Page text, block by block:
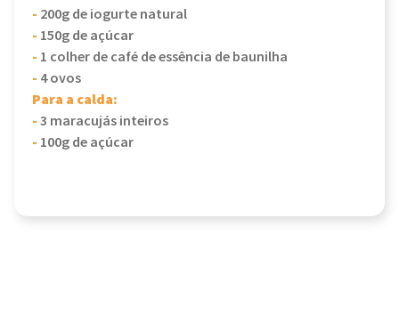
- 200g de iogurte natural
- 150g de açúcar
- 1 colher de café de essência de baunilha
- 4 ovos
Para a calda:
-3 maracujás inteiros
- 100g de açúcar